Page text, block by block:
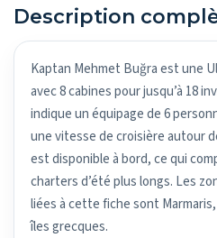
Description
Kaptan Mehmet Buğra est une
avec 8 cabines pour jusqu’à 18
indique un équipage de 6
une vitesse de croisière autour
est disponible à bord, ce qui
charters d’été plus longs. Les
liées à cette fiche sont
îles grecques.